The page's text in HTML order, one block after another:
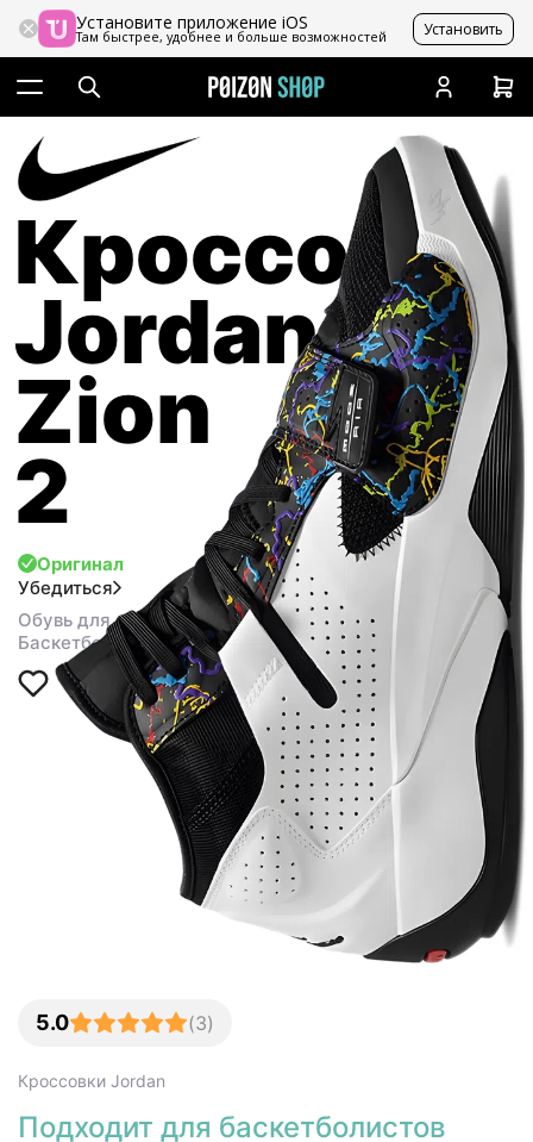
Установите приложение iOS
Там быстрее, удобнее и больше возможностей Установить
Кроссовки
Jordan
Zion
2
Оригинал
Убедиться
Обувь для спорта
Баскетбол
5.0 (3)
Кроссовки Jordan
Подходит для баскетболистов